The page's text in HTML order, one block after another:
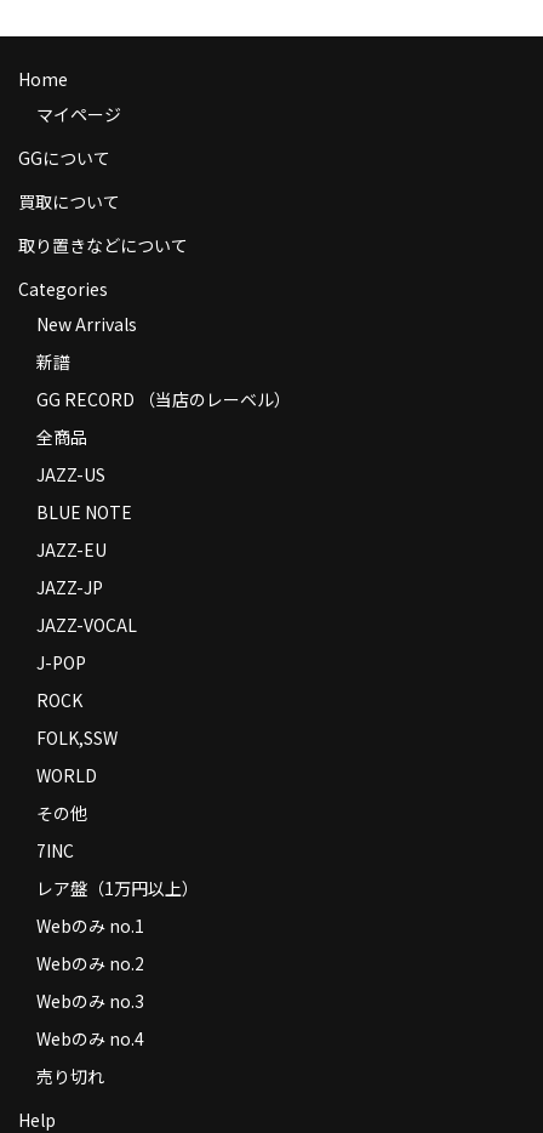
お支払い方法
返品
特定商取引法に基づく表示
Contact
Home
マイページ
GGについて
買取について
取り置きなどについて
Categories
New Arrivals
新譜
GG RECORD （当店のレーベル）
全商品
JAZZ-US
BLUE NOTE
JAZZ-EU
JAZZ-JP
JAZZ-VOCAL
J-POP
ROCK
FOLK,SSW
WORLD
その他
7INC
レア盤（1万円以上）
Webのみ no.1
Webのみ no.2
Webのみ no.3
Webのみ no.4
売り切れ
Help